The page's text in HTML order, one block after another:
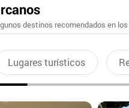
destinos recomendados en
Lugares turísticos